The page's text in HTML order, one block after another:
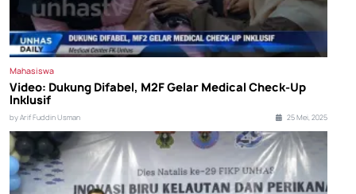
Mahasiswa
Video: Dukung Difabel, M2F Gelar Medical Check-Up
Inklusif
by Arif Fuddin Usman 25 Mei, 2025